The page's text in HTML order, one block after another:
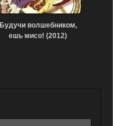
Будучи волшебником,
ешь мисо! (2012)